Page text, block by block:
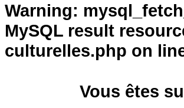
Warning:
MySQL result
culturelles.php on
Vous êtes